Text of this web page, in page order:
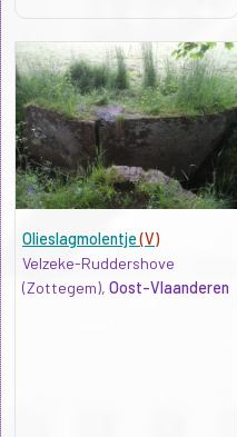
Olieslagmolentje(V)
Velzeke-Ruddershove
(Zottegem), Oost-Vlaanderen